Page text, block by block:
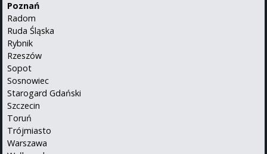
Poznań
Radom
Ruda Śląska
Rybnik
Rzeszów
Sopot
Sosnowiec
Starogard Gdański
Szczecin
Toruń
Trójmiasto
Warszawa